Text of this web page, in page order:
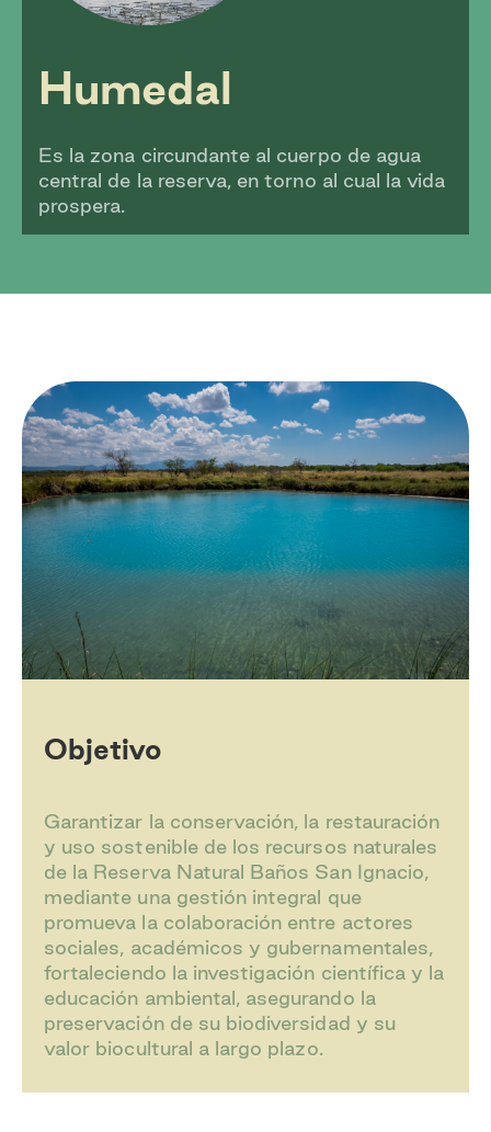
Humedal
Es la zona circundante al cuerpo de agua
central de la reserva, en torno al cual la vida
prospera.
Objetivo
Garantizar la conservación, la restauración
y uso sostenible de los recursos naturales
de la Reserva Natural Baños San Ignacio,
mediante una gestión integral que
promueva la colaboración entre actores
sociales, académicos y gubernamentales,
fortaleciendo la investigación científica y la
educación ambiental, asegurando la
preservación de su biodiversidad y su
valor biocultural a largo plazo.